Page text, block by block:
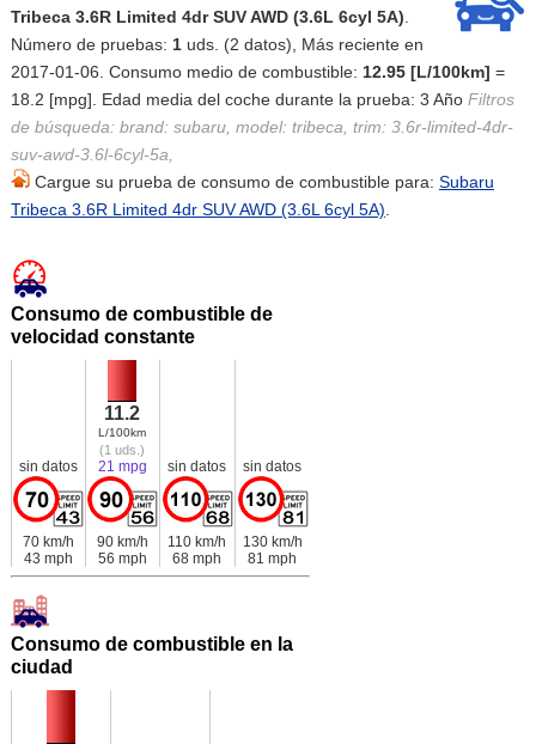
Tribeca 3.6R Limited 4dr SUV AWD (3.6L 6cyl 5A)
Número de pruebas: 1uds. (2 datos), Más reciente en
2017-01-06. Consumo medio de combustible: 12.95 [L/100km] =
18.2 [mpg]. Edad media del coche durante la prueba: 3 Año Filtros
de búsqueda: brand: subaru, model: tribeca, trim: 3.6r-limited-4dr-
suv-awd-3.6l-6cyl-5a,
Cargue su prueba de consumo de combustible para: Subaru
Tribeca 3.6R Limited 4dr SUV AWD (3.6L 6cyl 5A)
Consumo de combustible de
velocidad constante
sin datos
11.2
L/100km
(1 uds.)
21 mpg sin datos sin datos
70 km/h
43 mph
90 km/h
56 mph
110 km/h
68 mph
130 km/h
81 mph
Consumo de combustible en la
ciudad